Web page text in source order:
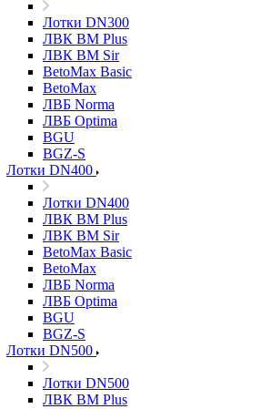
Лотки DN300
ЛВК ВМ Plus
ЛВК ВМ Sir
BetoMax Basic
BetoMax
ЛВБ Norma
ЛВБ Optima
BGU
BGZ-S
Лотки DN400
Лотки DN400
ЛВК ВМ Plus
ЛВК ВМ Sir
BetoMax Basic
BetoMax
ЛВБ Norma
ЛВБ Optima
BGU
BGZ-S
Лотки DN500
Лотки DN500
ЛВК ВМ Plus